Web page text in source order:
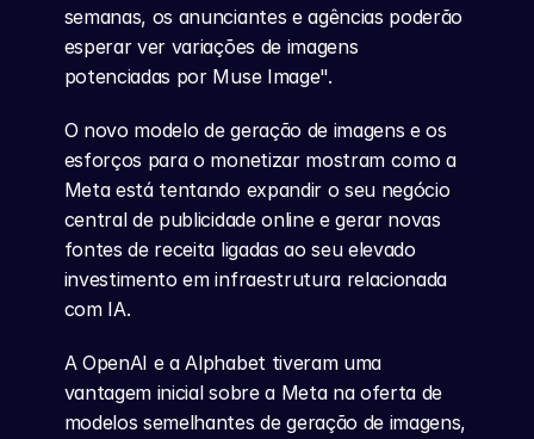
semanas, os anunciantes e agências poderão
esperar ver variações de imagens
potenciadas por Muse Image".
O novo modelo de geração de imagens e os
esforços para o monetizar mostram como a
Meta está tentando expandir o seu negócio
central de publicidade online e gerar novas
fontes de receita ligadas ao seu elevado
investimento em infraestrutura relacionada
com IA.
A OpenAI e a Alphabet tiveram uma
vantagem inicial sobre a Meta na oferta de
modelos semelhantes de geração de imagens,